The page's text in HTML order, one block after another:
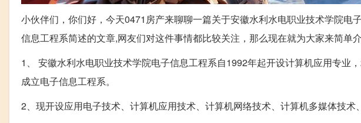
小伙伴们，你们好，今天0471房产来聊聊一篇关于安徽水利水电职业技术学院电
信息工程系简述的文章,网友们对这件事情都比较关注，那么现在就为大家来简单
1、 安徽水利水电职业技术学院电子信息工程系自1992年起开设计算机应用专业
成立电子信息工程系。
2、现开设应用电子技术、计算机应用技术、计算机网络技术、计算机多媒体技术